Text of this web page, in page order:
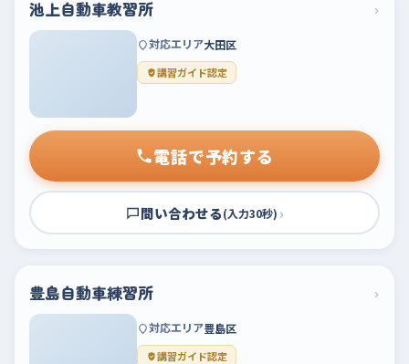
池上自動車教習所 ›
対応エリア大田区
講習ガイド認定
電話で予約する
問い合わせる(入力30秒) ›
豊島自動車練習所 ›
対応エリア豊島区
講習ガイド認定